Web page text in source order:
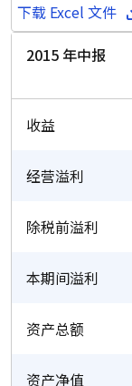
下载 Excel 文件
2015 年中报
收益
经营溢利
除税前溢利
本期间溢利
资产总额
资产净值